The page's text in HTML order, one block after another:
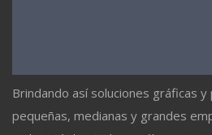
Brindando así soluciones gráficas
pequeñas, medianas y grandes